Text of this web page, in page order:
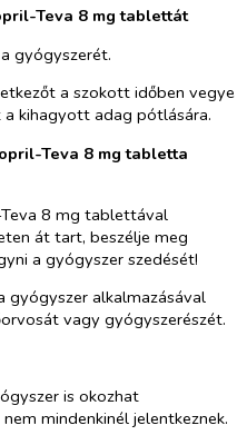
Teva 8 mg tablettát
gyógyszerét.
a szokott időben vegye
kihagyott adag pótlására.
Teva 8 mg tabletta
8 mg tablettával
át tart, beszélje meg
a gyógyszer szedését!
gyógyszer alkalmazásával
vagy gyógyszerészét.
is okozhat
mindenkinél jelentkeznek.